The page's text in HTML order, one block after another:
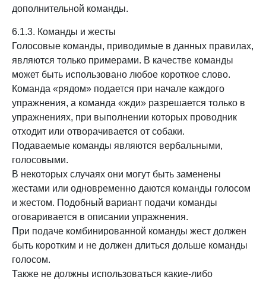
дополнительной команды.
6.1.3. Команды и жесты
Голосовые команды, приводимые в данных правилах,
являются только примерами. В качестве команды
может быть использовано любое короткое слово.
Команда «рядом» подается при начале каждого
упражнения, а команда «жди» разрешается только в
упражнениях, при выполнении которых проводник
отходит или отворачивается от собаки.
Подаваемые команды являются вербальными,
голосовыми.
В некоторых случаях они могут быть заменены
жестами или одновременно даются команды голосом
и жестом. Подобный вариант подачи команды
оговаривается в описании упражнения.
При подаче комбинированной команды жест должен
быть коротким и не должен длиться дольше команды
голосом.
Также не должны использоваться какие-либо